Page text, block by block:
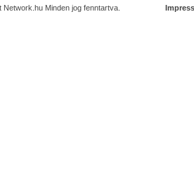
Minden jog fenntartva.